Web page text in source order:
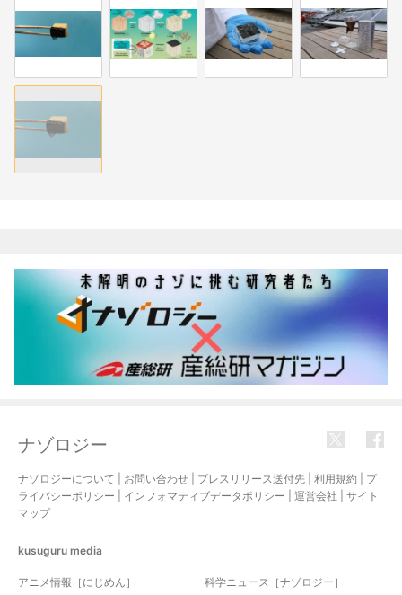
ナゾロジー
ナゾロジーについて お問い合わせ プレスリリース送付先 利用規約
プ
ライバシーポリシー
インフォマティブデータポリシー 運営会社
サイト
マップ
kusuguru media
アニメ情報［にじめん］ 科学ニュース［ナゾロジー］